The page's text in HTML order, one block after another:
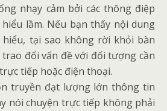
nhạy cảm bởi các thông điệp
lầm. Nếu bạn thấy nội dung
tại sao không rời khỏi bàn
đổi vấn đề với đối tượng cần
tiếp hoặc điện thoại.
truyền đạt lượng lớn thông tin
nói chuyện trực tiếp không phải